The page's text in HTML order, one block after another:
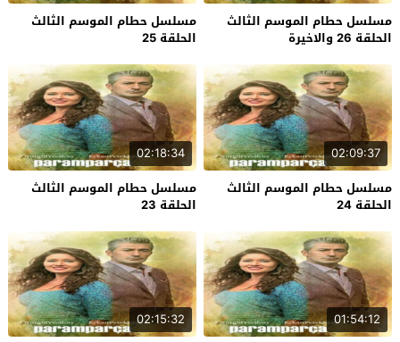
مسلسل حطام الموسم الثالث
الحلقة 26 والاخيرة
مسلسل حطام الموسم الثالث
الحلقة 25
02:09:37
مسلسل حطام الموسم الثالث
الحلقة 24
02:18:34
مسلسل حطام الموسم الثالث
الحلقة 23
01:54:12
02:15:32